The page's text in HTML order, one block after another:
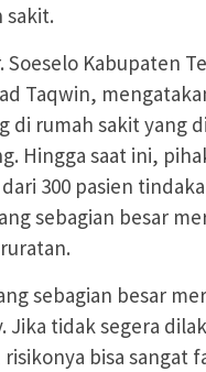
sakit.
Soeselo Kabupaten
Taqwin,
di rumah sakit yang
Hingga saat ini,
300 pasien
sebagian besar
sebagian besar
Jika tidak segera
bisa sangat